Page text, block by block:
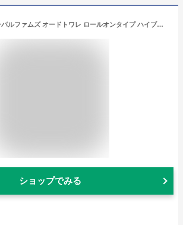
香水 シーピーパルファムズ オードトワレ ロールオンタイプ ハイブラ フレグランス メンズ レディース ユニセックス ギフト プレゼント サボン 人気 フローラル ウッディー 友達 年末年始 クリスマス シトラス 旅行 携帯 持ち運び 通勤 セクシー 通学 お試し 送料無料
ショップでみる